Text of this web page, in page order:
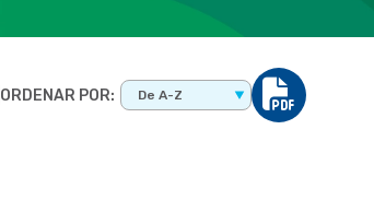
ORDENAR POR: De A-Z